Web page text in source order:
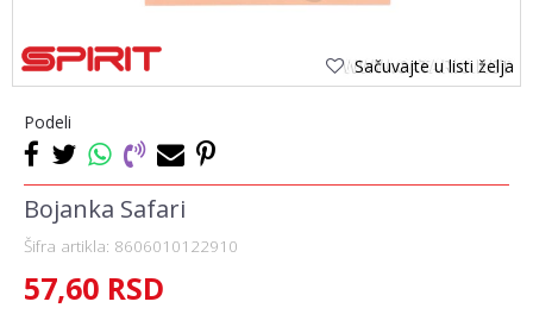
Sačuvajte u listi želja
Podeli
Bojanka Safari
Šifra artikla: 8606010122910
57,60 RSD